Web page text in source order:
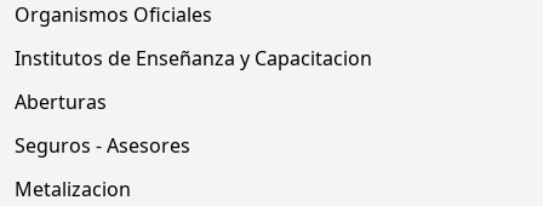
Organismos Oficiales
Institutos de Enseñanza y Capacitacion
Aberturas
Seguros - Asesores
Metalizacion